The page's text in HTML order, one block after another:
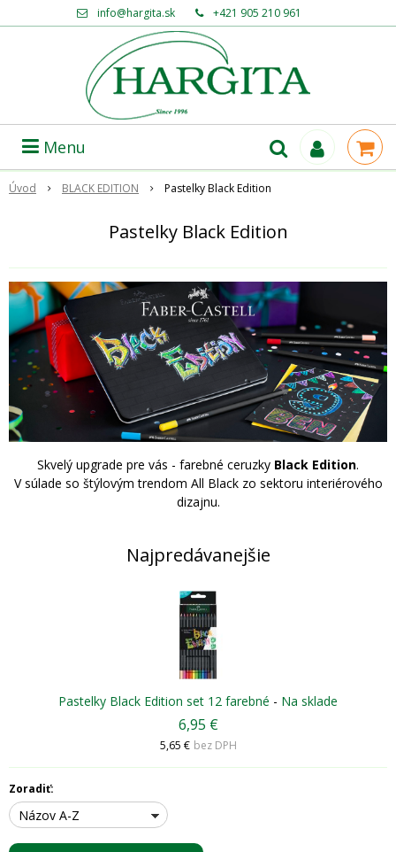
info@hargita.sk +421 905 210 961
Menu
Úvod BLACK EDITION Pastelky Black Edition
Pastelky Black Edition
Skvelý upgrade pre vás - farebné ceruzky Black Edition.
V súlade so štýlovým trendom All Black zo sektoru interiérového
dizajnu.
Najpredávanejšie
Pastelky Black Edition set 12 farebné - Na sklade
6,95 €
5,65 € bez DPH
Zoradiť:
Názov A-Z